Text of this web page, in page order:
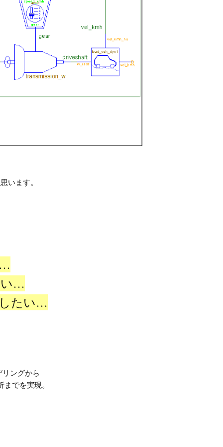
います。
い…
たい…
ングから
でを実現。